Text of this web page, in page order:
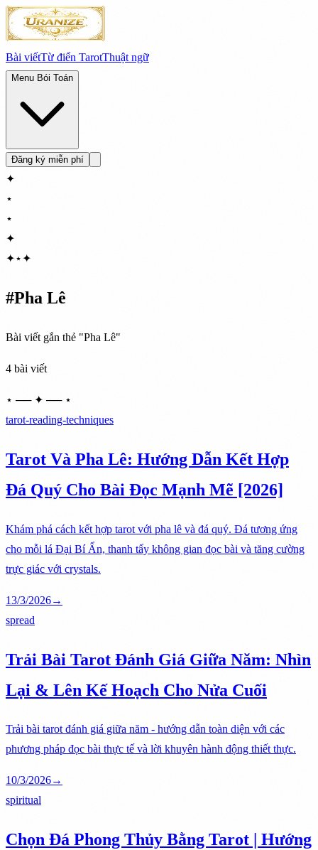
Bài viếtTừ điển TarotThuật ngữ
Menu Bói Toán
Đăng ký miễn phí
✦
⋆
⋆
✦
✦⋆✦
#Pha Lê
Bài viết gắn thẻ "Pha Lê"
4 bài viết
⋆ ── ✦ ── ⋆
tarot-reading-techniques
Tarot Và Pha Lê: Hướng Dẫn Kết Hợp
Đá Quý Cho Bài Đọc Mạnh Mẽ [2026]
Khám phá cách kết hợp tarot với pha lê và đá quý. Đá tương ứng
cho mỗi lá Đại Bí Ẩn, thanh tẩy không gian đọc bài và tăng cường
trực giác với crystals.
13/3/2026→
spread
Trải Bài Tarot Đánh Giá Giữa Năm: Nhìn
Lại & Lên Kế Hoạch Cho Nửa Cuối
Trải bài tarot đánh giá giữa năm - hướng dẫn toàn diện với các
phương pháp đọc bài thực tế và lời khuyên hành động thiết thực.
10/3/2026→
spiritual
Chọn Đá Phong Thủy Bằng Tarot | Hướng